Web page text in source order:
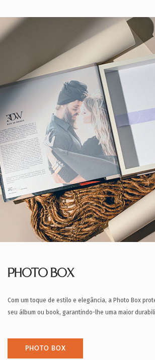
PHOTO BOX
Com um toque de estilo e elegância, a Photo Box
seu álbum ou book, garantindo-lhe uma maior
PHOTO BOX